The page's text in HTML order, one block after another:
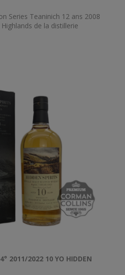
Series Teaninich 12 ans 2008
de la distillerie
par l'embouteilleur
sans ajout de couleur, en
2011/2022 10 YO HIDDEN